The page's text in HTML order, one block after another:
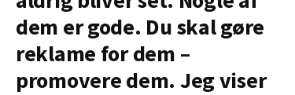
dem er gode. Du skal gøre
reklame for dem –
promovere dem. Jeg viser